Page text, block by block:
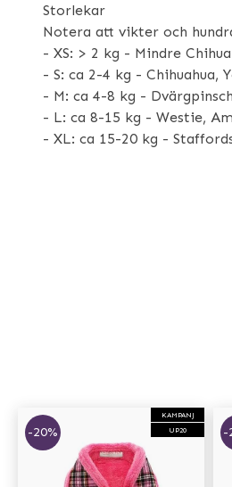
Storlekar
Notera att vikter och
- XS: > 2 kg - Mindre
- S: ca 2-4 kg - Chihuahua,
- M: ca 4-8 kg -
- L: ca 8-15 kg - Westie,
- XL: ca 15-20 kg -
KAMPANJ
UP20
-20% -